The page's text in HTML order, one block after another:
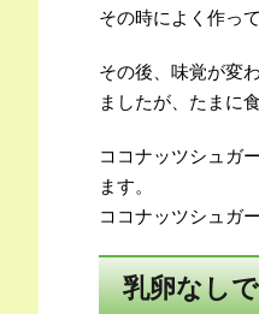
その時によく作っ
その後、味覚が変
ましたが、たまに
ココナッツシュガ
ます。
ココナッツシュガ
乳卵なし